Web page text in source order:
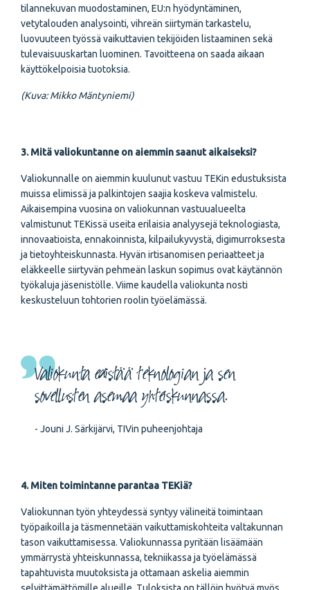
tilannekuvan muodostaminen, EU:n hyödyntäminen,
vetytalouden analysointi, vihreän siirtymän tarkastelu,
luovuuteen työssä vaikuttavien tekijöiden listaaminen sekä
tulevaisuuskartan luominen. Tavoitteena on saada aikaan
käyttökelpoisia tuotoksia.
(Kuva: Mikko Mäntyniemi)
3. Mitä valiokuntanne on aiemmin saanut aikaiseksi?
Valiokunnalle on aiemmin kuulunut vastuu TEKin edustuksista
muissa elimissä ja palkintojen saajia koskeva valmistelu.
Aikaisempina vuosina on valiokunnan vastuualueelta
valmistunut TEKissä useita erilaisia analyysejä teknologiasta,
innovaatioista, ennakoinnista, kilpailukyvystä, digimurroksesta
ja tietoyhteiskunnasta. Hyvän irtisanomisen periaatteet ja
eläkkeelle siirtyvän pehmeän laskun sopimus ovat käytännön
työkaluja jäsenistölle. Viime kaudella valiokunta nosti
keskusteluun tohtorien roolin työelämässä.
Valiokunta edistää teknologian ja sen
sovellusten asemaa yhteiskunnassa.
- Jouni J. Särkijärvi, TIVin puheenjohtaja
4. Miten toimintanne parantaa TEKiä?
Valiokunnan työn yhteydessä syntyy välineitä toimintaan
työpaikoilla ja täsmennetään vaikuttamiskohteita valtakunnan
tason vaikuttamisessa. Valiokunnassa pyritään lisäämään
ymmärrystä yhteiskunnassa, tekniikassa ja työelämässä
tapahtuvista muutoksista ja ottamaan askelia aiemmin